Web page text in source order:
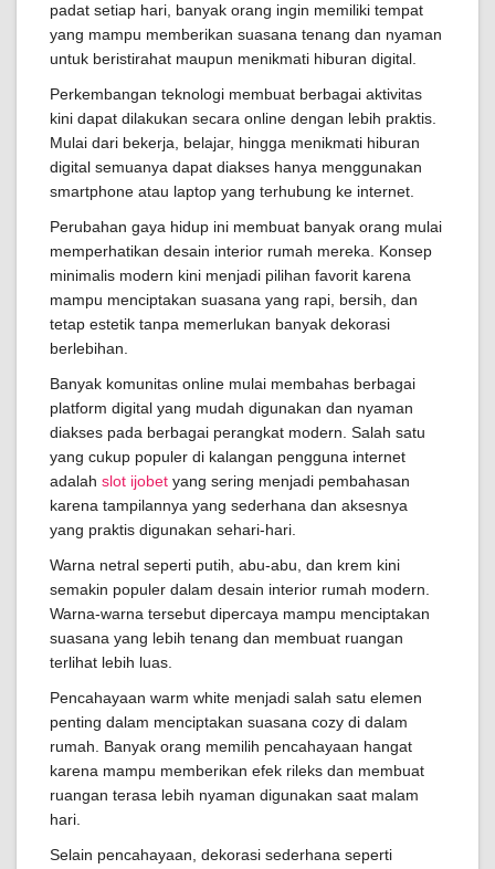
padat setiap hari, banyak orang ingin memiliki tempat
yang mampu memberikan suasana tenang dan nyaman
untuk beristirahat maupun menikmati hiburan digital.
Perkembangan teknologi membuat berbagai aktivitas
kini dapat dilakukan secara online dengan lebih praktis.
Mulai dari bekerja, belajar, hingga menikmati hiburan
digital semuanya dapat diakses hanya menggunakan
smartphone atau laptop yang terhubung ke internet.
Perubahan gaya hidup ini membuat banyak orang mulai
memperhatikan desain interior rumah mereka. Konsep
minimalis modern kini menjadi pilihan favorit karena
mampu menciptakan suasana yang rapi, bersih, dan
tetap estetik tanpa memerlukan banyak dekorasi
berlebihan.
Banyak komunitas online mulai membahas berbagai
platform digital yang mudah digunakan dan nyaman
diakses pada berbagai perangkat modern. Salah satu
yang cukup populer di kalangan pengguna internet
adalah slot ijobet yang sering menjadi pembahasan
karena tampilannya yang sederhana dan aksesnya
yang praktis digunakan sehari-hari.
Warna netral seperti putih, abu-abu, dan krem kini
semakin populer dalam desain interior rumah modern.
Warna-warna tersebut dipercaya mampu menciptakan
suasana yang lebih tenang dan membuat ruangan
terlihat lebih luas.
Pencahayaan warm white menjadi salah satu elemen
penting dalam menciptakan suasana cozy di dalam
rumah. Banyak orang memilih pencahayaan hangat
karena mampu memberikan efek rileks dan membuat
ruangan terasa lebih nyaman digunakan saat malam
hari.
Selain pencahayaan, dekorasi sederhana seperti